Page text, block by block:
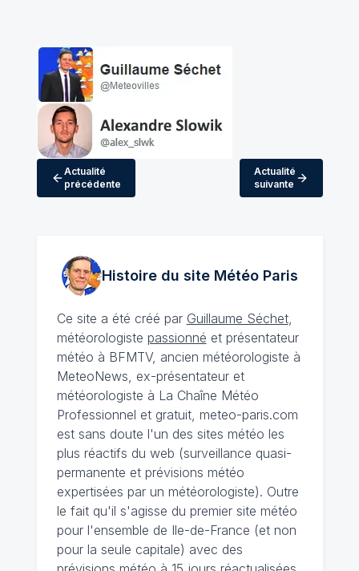
Actualité
précédente
Actualité
suivante
Histoire du site MétéoParis
Ce site a été créé par Guillaume Séchet,
météorologiste passionné et présentateur
météo à BFMTV, ancien météorologiste à
MeteoNews, ex-présentateur et
météorologiste à La Chaîne Météo
Professionnel et gratuit, meteo-paris.com
est sans doute l'un des sites météo les
plus réactifs du web (surveillance quasi-
permanente et prévisions météo
expertisées par un météorologiste). Outre
le fait qu'il s'agisse du premier site météo
pour l'ensemble de Ile-de-France (et non
pour la seule capitale) avec des